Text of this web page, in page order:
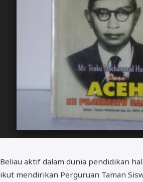
Beliau aktif dalam dunia pendidikan
ikut mendirikan Perguruan Taman